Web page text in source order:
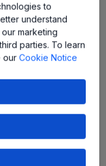
to
understand
marketing
parties. To learn
ourCookie Notice